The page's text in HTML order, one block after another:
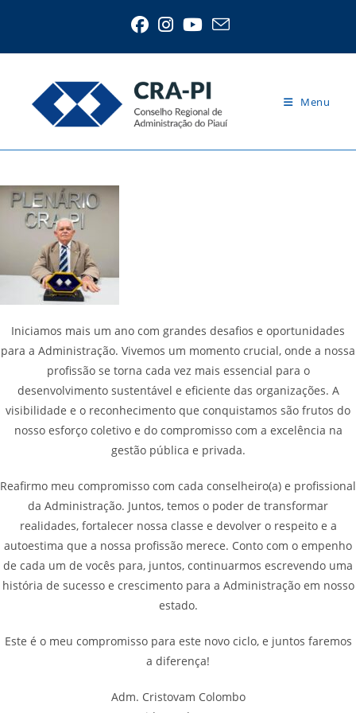
Menu
Iniciamos mais um ano com grandes desafios e oportunidades
para a Administração. Vivemos um momento crucial, onde a nossa
profissão se torna cada vez mais essencial para o
desenvolvimento sustentável e eficiente das organizações. A
visibilidade e o reconhecimento que conquistamos são frutos do
nosso esforço coletivo e do compromisso com a excelência na
gestão pública e privada.
Reafirmo meu compromisso com cada conselheiro(a) e profissional
da Administração. Juntos, temos o poder de transformar
realidades, fortalecer nossa classe e devolver o respeito e a
autoestima que a nossa profissão merece. Conto com o empenho
de cada um de vocês para, juntos, continuarmos escrevendo uma
história de sucesso e crescimento para a Administração em nosso
estado.
Este é o meu compromisso para este novo ciclo, e juntos faremos
a diferença!
Adm. Cristovam Colombo